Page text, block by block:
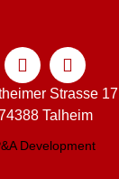
Strasse 17
Talheim
Development